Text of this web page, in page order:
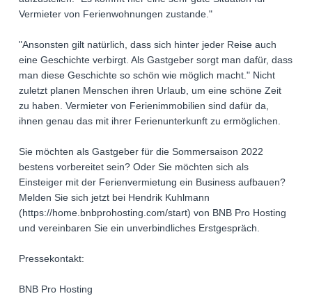
Vermieter von Ferienwohnungen zustande."
"Ansonsten gilt natürlich, dass sich hinter jeder Reise auch
eine Geschichte verbirgt. Als Gastgeber sorgt man dafür, dass
man diese Geschichte so schön wie möglich macht." Nicht
zuletzt planen Menschen ihren Urlaub, um eine schöne Zeit
zu haben. Vermieter von Ferienimmobilien sind dafür da,
ihnen genau das mit ihrer Ferienunterkunft zu ermöglichen.
Sie möchten als Gastgeber für die Sommersaison 2022
bestens vorbereitet sein? Oder Sie möchten sich als
Einsteiger mit der Ferienvermietung ein Business aufbauen?
Melden Sie sich jetzt bei Hendrik Kuhlmann
(https://home.bnbprohosting.com/start) von BNB Pro Hosting
und vereinbaren Sie ein unverbindliches Erstgespräch.
Pressekontakt:
BNB Pro Hosting